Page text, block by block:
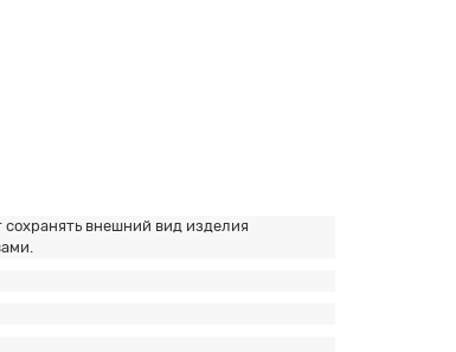
внешний вид изделия